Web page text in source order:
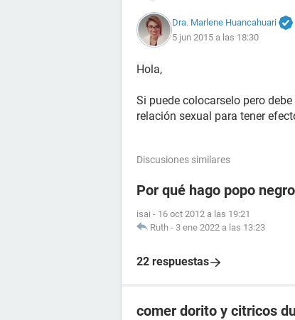
Dra. Marlene Huancahuari
5 jun 2015 a las 18:30
Hola,
Si puede colocarselo pero
relación sexual para tener
Discusiones similares
Por qué hago popo
isai - 16 oct 2012 a las 19:21
Ruth - 3 ene 2022 a las 13:23
22 respuestas
comer dorito y citricos